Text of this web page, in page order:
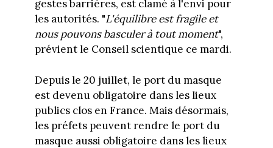
gestes barrières, est clamé à l'envi pour
les autorités. "L'équilibre est fragile et
nous pouvons basculer à tout moment",
prévient le Conseil scientique ce mardi.
Depuis le 20 juillet, le port du masque
est devenu obligatoire dans les lieux
publics clos en France. Mais désormais,
les préfets peuvent rendre le port du
masque aussi obligatoire dans les lieux